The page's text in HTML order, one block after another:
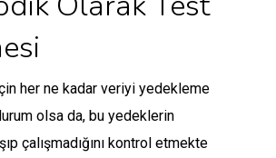
her ne kadar veriyi yedekleme
olsa da, bu yedeklerin
çalışmadığını kontrol etmekte